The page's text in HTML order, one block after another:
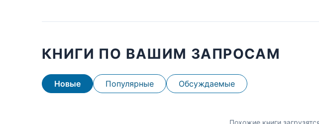
КНИГИ ПО ВАШИМ ЗАПРОСАМ
Новые Популярные Обсуждаемые
Похожие книги